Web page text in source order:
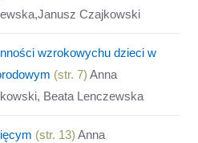
Czajkowski
wzrokowychu dzieci w
(str. 7) Anna
Beata Lenczewska
(str. 13) Anna